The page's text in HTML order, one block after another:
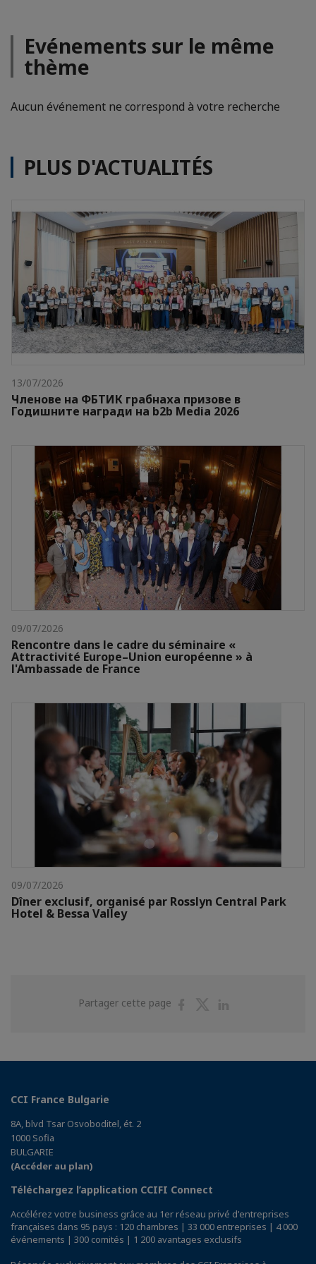
Evénements sur le même
thème
Aucun événement ne correspond à votre recherche
PLUS D'ACTUALITÉS
13/07/2026
Членове на ФБТИК грабнаха призове в
Годишните награди на b2b Media 2026
09/07/2026
Rencontre dans le cadre du séminaire «
Attractivité Europe–Union européenne » à
l'Ambassade de France
09/07/2026
Dîner exclusif, organisé par Rosslyn Central Park
Hotel & Bessa Valley
Partager cette page
PartagerPartager
CCI France Bulgarie
8A, blvd Tsar Osvoboditel, ét. 2
1000 Sofia
BULGARIE
(Accéder au plan)
Téléchargez l’application CCIFI Connect
Accélérez votre business grâce au 1er réseau privé d'entreprises
françaises dans 95 pays : 120 chambres | 33 000 entreprises | 4 000
événements | 300 comités | 1 200 avantages exclusifs